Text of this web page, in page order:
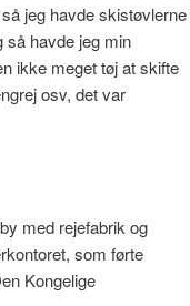
jeg havde skistøvlerne
så havde jeg min
ikke meget tøj at skifte
osv, det var
med rejefabrik og
som førte
Kongelige